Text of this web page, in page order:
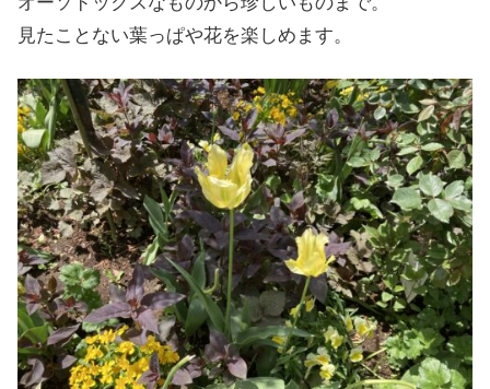
見たことない葉っぱや花を楽しめます。